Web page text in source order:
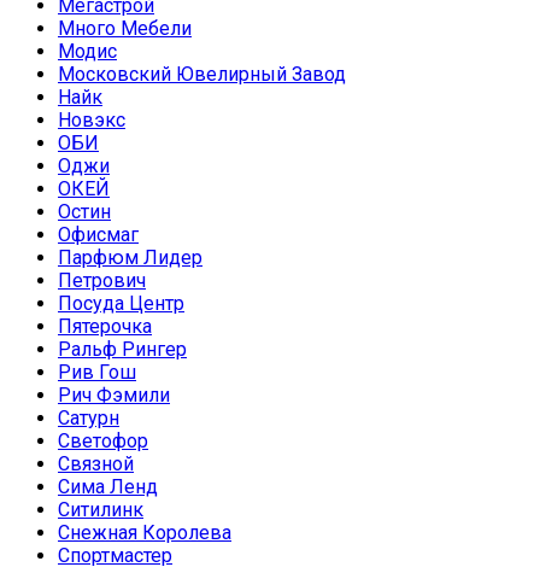
Мегастрой
Много Мебели
Модис
Московский Ювелирный Завод
Найк
Новэкс
ОБИ
Оджи
ОКЕЙ
Остин
Офисмаг
Парфюм Лидер
Петрович
Посуда Центр
Пятерочка
Ральф Рингер
Рив Гош
Рич Фэмили
Сатурн
Светофор
Связной
Сима Ленд
Ситилинк
Снежная Королева
Спортмастер